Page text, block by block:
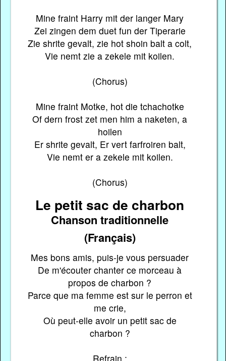
Mine fraint Harry mit der langer Mary
Zei zingen dem duet fun der Tiperarie
Zie shrite gevalt, zie hot shoin balt a colt,
Vie nemt zie a zekele mit koilen.
(Chorus)
Mine fraint Motke, hot die tchachotke
Of dern frost zet men him a naketen, a
hoilen
Er shrite gevalt, Er vert farfroiren balt,
Vie nemt er a zekele mit koilen.
(Chorus)
Le petit sac de charbon
Chanson traditionnelle
(Français)
Mes bons amis, puis-je vous persuader
De m'écouter chanter ce morceau à
propos de charbon ?
Parce que ma femme est sur le perron et
me crie,
Où peut-elle avoir un petit sac de
charbon ?
Refrain :